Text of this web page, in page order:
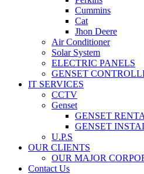
Cummins
Cat
Jhon Deere
Air Conditioner
Solar System
ELECTRIC PANELS
GENSET
IT SERVICES
CCTV
Genset
GENSET
GENSET
U.P.S
OUR CLIENTS
OUR MAJOR
Contact Us